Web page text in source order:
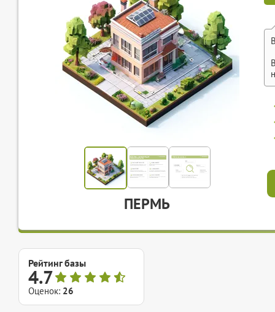
ПЕРМЬ
Рейтинг базы
4.7
Оценок: 26